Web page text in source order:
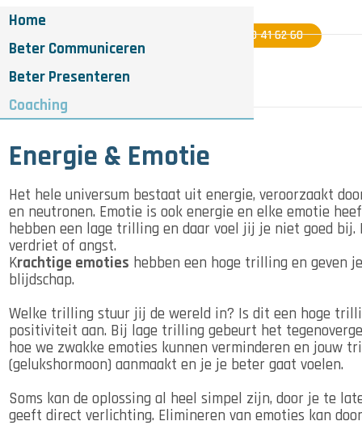
06 - 40 41 62 60
Home
Beter Communiceren
Beter Presenteren
Coaching
Energie & Emotie
Het hele universum bestaat uit energie, veroorzaakt
en neutronen. Emotie is ook energie en elke emotie
hebben een lage trilling en daar voel jij je niet goed bij.
verdriet of angst.
Krachtige emoties hebben een hoge trilling en geven
blijdschap.
Welke trilling stuur jij de wereld in? Is dit een hoge
positiviteit aan. Bij lage trilling gebeurt het
hoe we zwakke emoties kunnen verminderen en jouw
(gelukshormoon) aanmaakt en je je beter gaat voelen.
Soms kan de oplossing al heel simpel zijn, door je te
geeft direct verlichting. Elimineren van emoties kan